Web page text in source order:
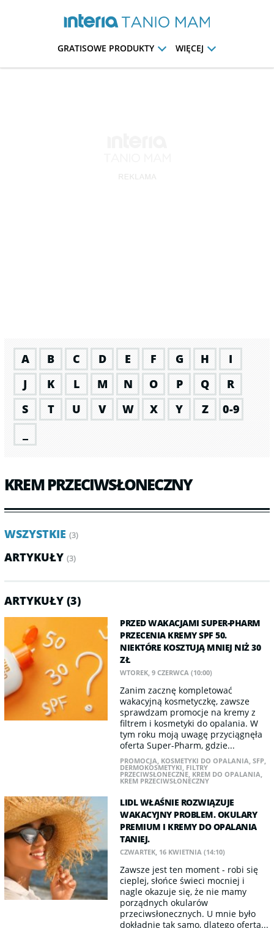
GRATISOWE PRODUKTY WIĘCEJ
A B C D E F G H
I
J
K L M N O P Q
R
S
T U V W X Y Z
0-9
KREM PRZECIWSŁONECZNY
WSZYSTKIE (3)
ARTYKUŁY (3)
ARTYKUŁY (3)
PRZED WAKACJAMI SUPER-PHARM
PRZECENIA KREMY SPF 50.
NIEKTÓRE KOSZTUJĄ MNIEJ NIŻ 30
ZŁ
WTOREK, 9 CZERWCA (10:00)
Zanim zacznę kompletować
wakacyjną kosmetyczkę, zawsze
sprawdzam promocje na kremy z
filtrem i kosmetyki do opalania. W
tym roku moją uwagę przyciągnęła
oferta Super-Pharm, gdzie...
PROMOCJA, KOSMETYKI DO OPALANIA,SFP,
DERMOKOSMETYKI, FILTRY
PRZECIWSŁONECZNE, KREM DO OPALANIA,
KREM PRZECIWSŁONECZNY
LIDL WŁAŚNIE ROZWIĄZUJE
WAKACYJNY PROBLEM. OKULARY
PREMIUM I KREMY DO OPALANIA
TANIEJ.
CZWARTEK, 16 KWIETNIA (14:10)
Zawsze jest ten moment - robi się
cieplej, słońce świeci mocniej i
nagle okazuje się, że nie mamy
porządnych okularów
przeciwsłonecznych. U mnie było
dokładnie tak samo, dlatego oferta...